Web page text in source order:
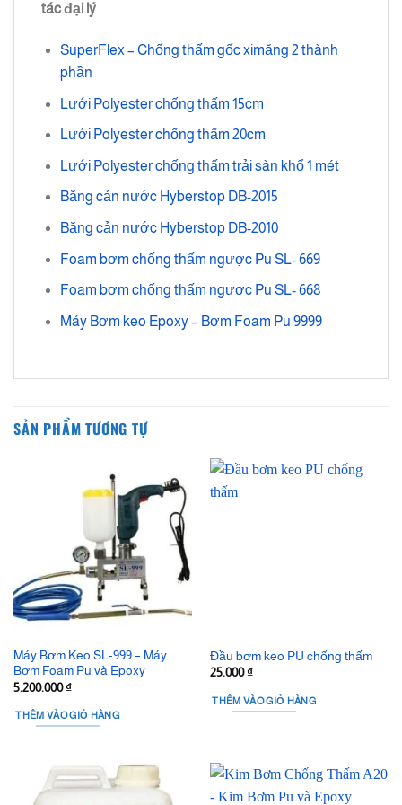
tác đại lý
SuperFlex – Chống thấm gốc ximăng 2 thành
phần
Lưới Polyester chống thấm 15cm
Lưới Polyester chống thấm 20cm
Lưới Polyester chống thấm trải sàn khổ 1 mét
Băng cản nước Hyberstop DB-2015
Băng cản nước Hyberstop DB-2010
Foam bơm chống thấm ngược Pu SL- 669
Foam bơm chống thấm ngược Pu SL- 668
Máy Bơm keo Epoxy – Bơm Foam Pu 9999
SẢN PHẨM TƯƠNG TỰ
Máy Bơm Keo SL-999 – Máy
Bơm Foam Pu và Epoxy
5.200.000₫
THÊM VÀO GIỎ HÀNG
Đầu bơm keo PU chống thấm
25.000₫
THÊM VÀO GIỎ HÀNG